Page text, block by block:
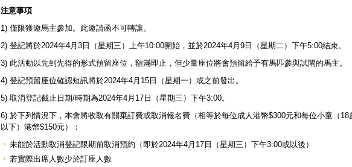
注意事項
1) 僅限獲邀馬主參加。此邀請函不可轉讓。
2) 登記將於2024年4月3日（星期三）上午10:00開始，並於2024年4月9日（星期二）下午5:00結束。
3) 此活動以先到先得的形式預留座位，額滿即止，但少量座位將會預留給予有馬匹參與試閘的馬主。
4) 登記預留座位確認短訊將於2024年4月15日（星期一）或之前發出。
5) 取消登記截止日期/時期為2024年4月17日（星期三）下午3:00。
6) 於下列情況下，本會將收取有關棄訂費或取消報名費（相等於每位成人港幣$300元和每位小童（18
以下）港幣$150元）：
未能於活動取消登記限期前取消預約（即於2024年4月17日（星期三）下午3:00或以後）
若實際出席人數少於訂座人數